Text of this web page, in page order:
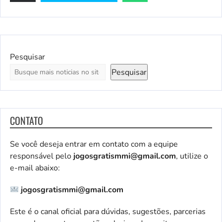
Pesquisar
Pesquisar
CONTATO
Se você deseja entrar em contato com a equipe
responsável pelojogosgratismmi@gmail.com, utilize o
e-mail abaixo:
jogosgratismmi@gmail.com
Este é o canal oficial para dúvidas, sugestões, parcerias